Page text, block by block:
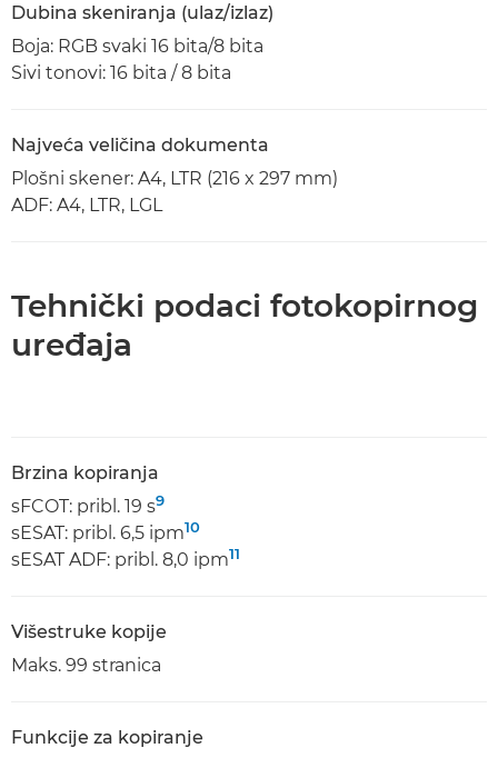
Dubina skeniranja (ulaz/izlaz)
Boja: RGB svaki 16 bita/8 bita
Sivi tonovi: 16 bita / 8 bita
Najveća veličina dokumenta
Plošni skener: A4, LTR (216 x 297 mm)
ADF: A4, LTR, LGL
Tehnički podaci fotokopirnog
uređaja
Brzina kopiranja
sFCOT: pribl. 19 s9
sESAT: pribl. 6,5 ipm10
sESAT ADF: pribl. 8,0 ipm11
Višestruke kopije
Maks. 99 stranica
Funkcije za kopiranje